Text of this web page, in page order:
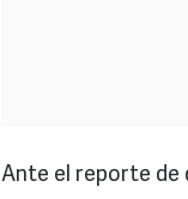
Ante el reporte de